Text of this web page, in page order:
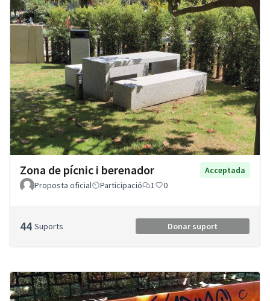
Zona de pícnic i berenador
Acceptada
Proposta oficial
Participació 1 0
44 Suports Donar suport